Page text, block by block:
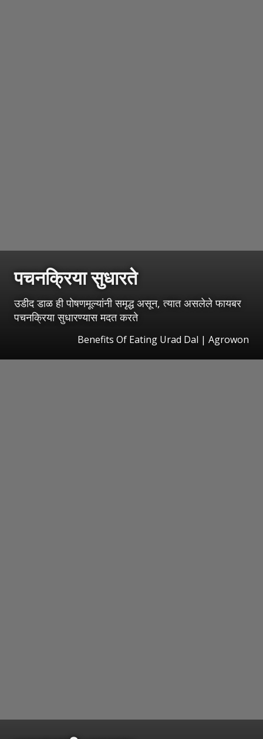
पचनक्रिया सुधारते
उडीद डाळ ही पोषणमूल्यांनी समृद्ध असून, त्यात असलेले फायबर
पचनक्रिया सुधारण्यास मदत करते
Benefits Of Eating Urad Dal | Agrowon